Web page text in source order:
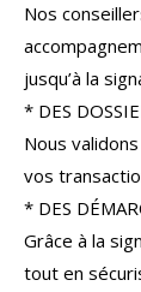
Nos
jusqu’à la
* DES
Nous
vos
* DES
Grâce à la
tout en